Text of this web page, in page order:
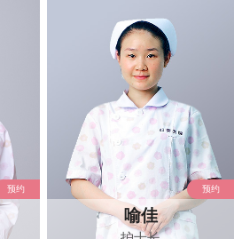
预约 预约
喻佳